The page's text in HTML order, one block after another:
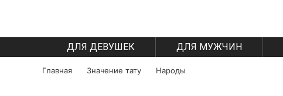
ДЛЯ ДЕВУШЕК ДЛЯ МУЖЧИН
Главная Значение тату Народы